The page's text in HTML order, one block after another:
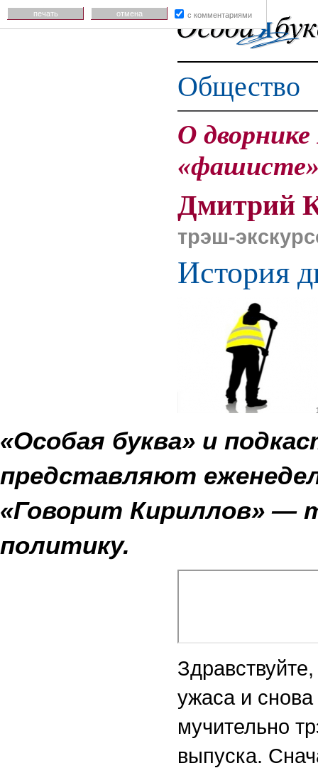
Общество
О
Дмитрий
трэш-
История
«Особая буква» и
представляют
«Говорит Кириллов» —
политику.
ужаса и снова
мучительно
выпуска.
печать отмена с комментариями